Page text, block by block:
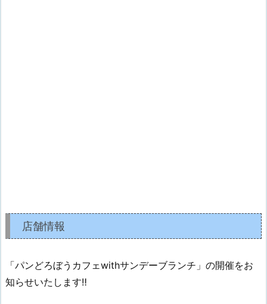
店舗情報
「パンどろぼうカフェwithサンデーブランチ」の開催をお
知らせいたします‼︎